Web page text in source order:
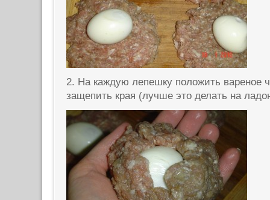
2. На каждую лепешку положить вареное
защепить края (лучше это делать на